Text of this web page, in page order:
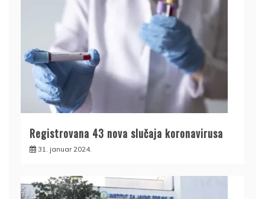
Registrovana 43 nova slučaja koronavirusa
31. januar 2024.